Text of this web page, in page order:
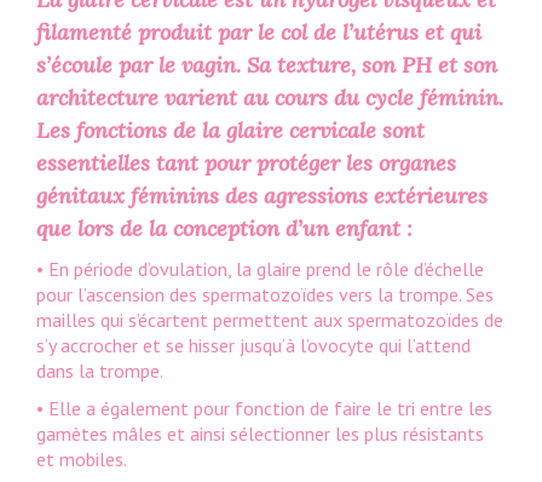
filamenté produit par le col de l’utérus et qui
s’écoule par le vagin. Sa texture, son PH et son
architecture varient au cours du cycle féminin.
Les fonctions de la glaire cervicale sont
essentielles tant pour protéger les organes
génitaux féminins des agressions extérieures
que lors de la conception d’un enfant :
• En période d’ovulation, la glaire prend le rôle d’échelle
pour l’ascension des spermatozoïdes vers la trompe. Ses
mailles qui s’écartent permettent aux spermatozoïdes de
s’y accrocher et se hisser jusqu’à l’ovocyte qui l’attend
dans la trompe.
• Elle a également pour fonction de faire le tri entre les
gamètes mâles et ainsi sélectionner les plus résistants
et mobiles.